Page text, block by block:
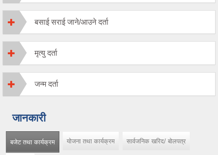
बसाई सराई जाने/आउने दर्ता
मृत्यु दर्ता
जन्म दर्ता
जानकारी
बजेट तथा कार्यक्रम (active tab)
योजना तथा कार्यक्रम सार्वजनिक खरिद/ बोलपत्र